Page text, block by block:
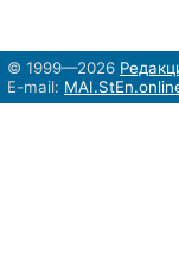
© 1999—2026
E-mail: